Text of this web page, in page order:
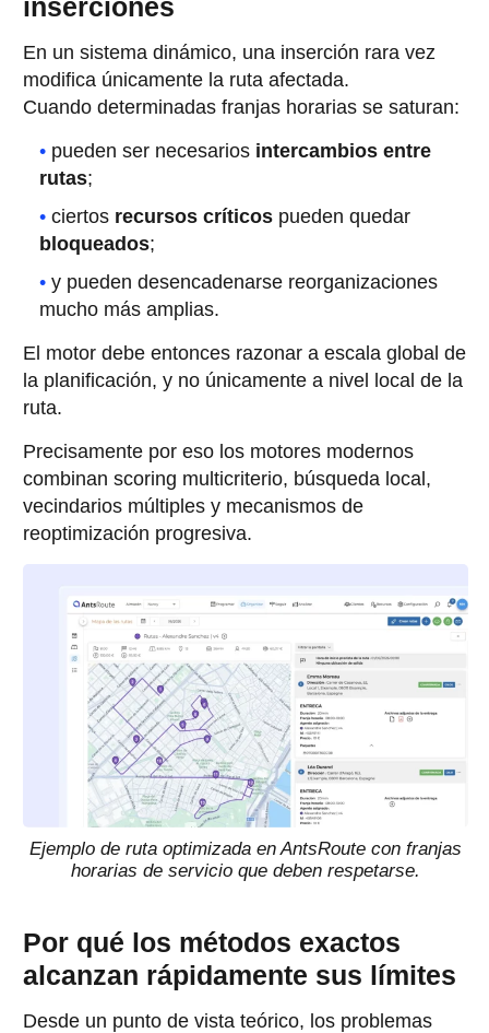
inserciones
En un sistema dinámico, una inserción rara vez
modifica únicamente la ruta afectada.
Cuando determinadas franjas horarias se saturan:
pueden ser necesarios intercambios entre
rutas;
ciertos recursos críticos pueden quedar
bloqueados;
y pueden desencadenarse reorganizaciones
mucho más amplias.
El motor debe entonces razonar a escala global de
la planificación, y no únicamente a nivel local de la
ruta.
Precisamente por eso los motores modernos
combinan scoring multicriterio, búsqueda local,
vecindarios múltiples y mecanismos de
reoptimización progresiva.
Ejemplo de ruta optimizada en AntsRoute con franjas
horarias de servicio que deben respetarse.
Por qué los métodos exactos
alcanzan rápidamente sus límites
Desde un punto de vista teórico, los problemas